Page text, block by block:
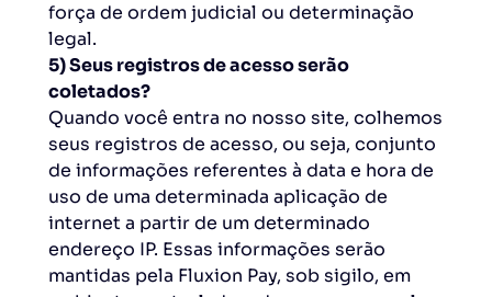
força de ordem judicial ou determinação
legal.
5) Seus registros de acesso serão
coletados?
Quando você entra no nosso site, colhemos
seus registros de acesso, ou seja, conjunto
de informações referentes à data e hora de
uso de uma determinada aplicação de
internet a partir de um determinado
endereço IP. Essas informações serão
mantidas pela Fluxion Pay, sob sigilo, em